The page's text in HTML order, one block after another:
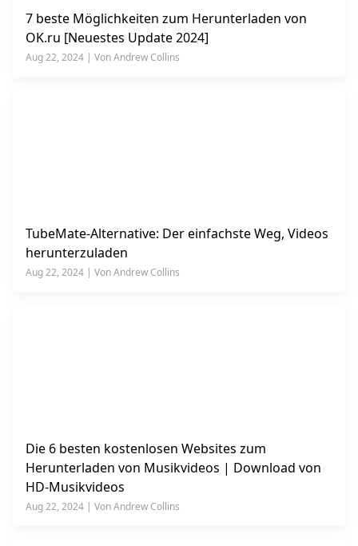
7 beste Möglichkeiten zum Herunterladen von
OK.ru [Neuestes Update 2024]
Aug 22, 2024 | Von Andrew Collins
TubeMate-Alternative: Der einfachste Weg, Videos
herunterzuladen
Aug 22, 2024 | Von Andrew Collins
Die 6 besten kostenlosen Websites zum
Herunterladen von Musikvideos | Download von
HD-Musikvideos
Aug 22, 2024 | Von Andrew Collins